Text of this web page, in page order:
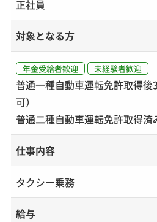
正社員
対象となる方
年金受給者歓迎 未経験者歓迎
普通一種自動車運転免許取得後
可）
普通二種自動車運転免許取得済
仕事内容
タクシー乗務
給与